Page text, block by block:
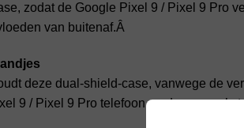
zodat de Google Pixel 9 / Pixel 9 Pro
van buitenaf.Â
deze dual-shield-case, vanwege de
9 / Pixel 9 Pro telefoon en de camera’s